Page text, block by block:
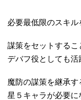
必要最低限のスキル
謀策をセットするこ
デバフ役としても活
魔防の謀策を継承す
星５キャラが必要に